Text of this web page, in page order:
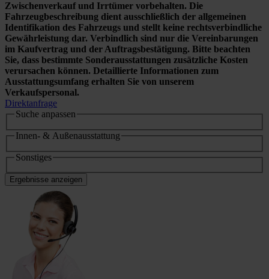
Zwischenverkauf und Irrtümer vorbehalten. Die
Fahrzeugbeschreibung dient ausschließlich der allgemeinen
Identifikation des Fahrzeugs und stellt keine rechtsverbindliche
Gewährleistung dar. Verbindlich sind nur die Vereinbarungen
im Kaufvertrag und der Auftragsbestätigung. Bitte beachten
Sie, dass bestimmte Sonderausstattungen zusätzliche Kosten
verursachen können. Detaillierte Informationen zum
Ausstattungsumfang erhalten Sie von unserem
Verkaufspersonal.
Direktanfrage
Suche anpassen
Innen- & Außenausstattung
Sonstiges
Ergebnisse anzeigen